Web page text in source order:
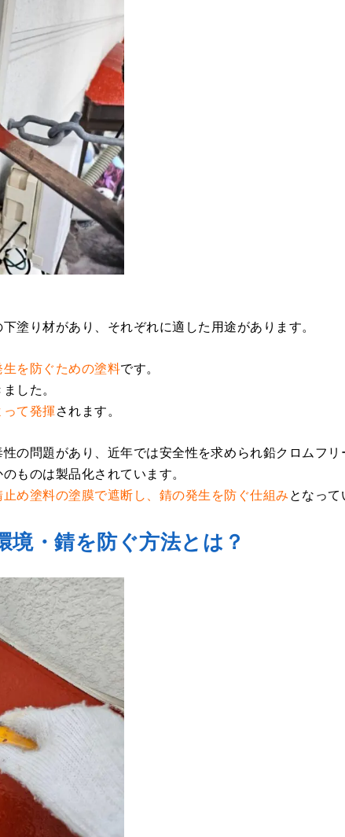
塗り材があり、それぞれに適した用途があります。
を防ぐための塗料です。
した。
て発揮されます。
の問題があり、近年では安全性を求められ鉛クロムフリ
ものは製品化されています。
め塗料の塗膜で遮断し、錆の発生を防ぐ仕組みとなっ
・錆を防ぐ方法とは？